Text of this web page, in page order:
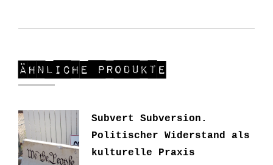
Ähnliche Produkte
Subvert Subversion.
Politischer Widerstand als
kulturelle Praxis